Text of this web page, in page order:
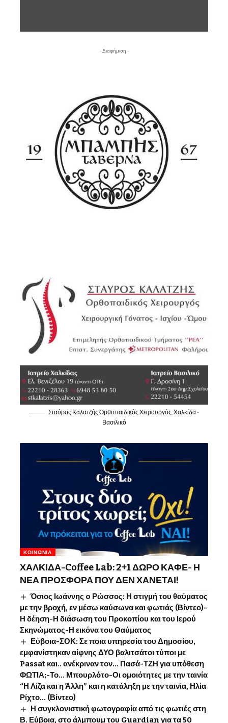
- Διαφήμιση -
Σταύρος Καλατζής Ορθοπαιδικός Χειρουργός, Χαλκίδα -
Βασιλικό
ΚΟΙΝΩΝΊΑ
ΧΑΛΚΙΔΑ-Coffee Lab: 2+1 ΔΩΡΟ ΚΑΦΕ- Η
ΝΕΑ ΠΡΟΣΦΟΡΑ ΠΟΥ ΔΕΝ ΧΑΝΕΤΑΙ!
Όσιος Ιωάννης o Ρώσσος: Η στιγμή του θαύματος
με την βροχή, εν μέσω καύσωνα και φωτιάς (Βίντεο)-
Η δέηση-Η διάσωση του Προκοπίου και του Ιερού
Σκηνώματος-Η εικόνα του Θαύματος
Εύβοια-ΣΟΚ: Σε ποια υπηρεσία του Δημοσίου,
εμφανίστηκαν αίφνης ΔΥΟ βαλιτσάτοι τύποι με
Passat και.. ανέκριναν τον… Πασά-ΤΖΗ για υπόθεση
ΦΩΤΙΑ;-Το… Μπουρλότο-Οι ομοιότητες με την ταινία
“Η Λίζα και η Άλλη” και η κατάληξη με την ταινία, Ηλία
Ρίχτο… (Βίντεο)
Η συγκλονιστική φωτογραφία από τις φωτιές στη
Β. Εύβοια, στο άλμπουμ του Guardian για τα 50